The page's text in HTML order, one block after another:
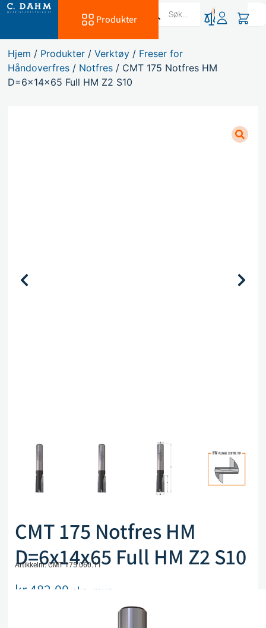
Produkter
0
Hjem / Produkter /Verktøy / Freser for
Håndoverfres / Notfres / CMT 175 Notfres HM
D=6x14x65 Full HM Z2 S10
CMT 175 Notfres HM
D=6x14x65 Full HM Z2 S10
Artikkelnr. CMT 175.060.11
kr482,00 eks. mva
Utsolgt, men kan bestilles